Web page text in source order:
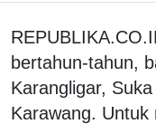
bertahun-tahun,
Karangligar,
Karawang. Untuk